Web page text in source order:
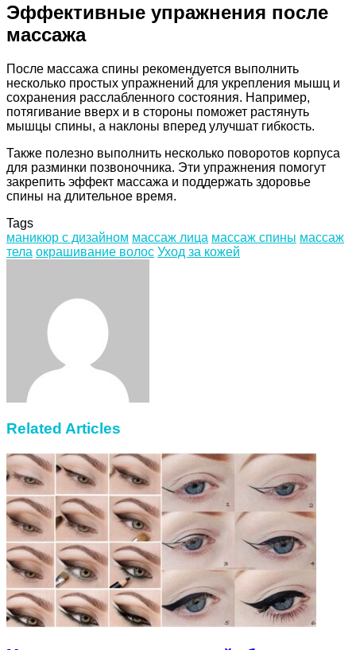
Эффективные упражнения после
массажа
После массажа спины рекомендуется выполнить
несколько простых упражнений для укрепления мышц и
сохранения расслабленного состояния. Например,
потягивание вверх и в стороны поможет растянуть
мышцы спины, а наклоны вперед улучшат гибкость.
Также полезно выполнить несколько поворотов корпуса
для разминки позвоночника. Эти упражнения помогут
закрепить эффект массажа и поддержать здоровье
спины на длительное время.
Tags
маникюр с дизайном массаж лица массаж спины массаж
тела окрашивание волос Уход за кожей
Related Articles